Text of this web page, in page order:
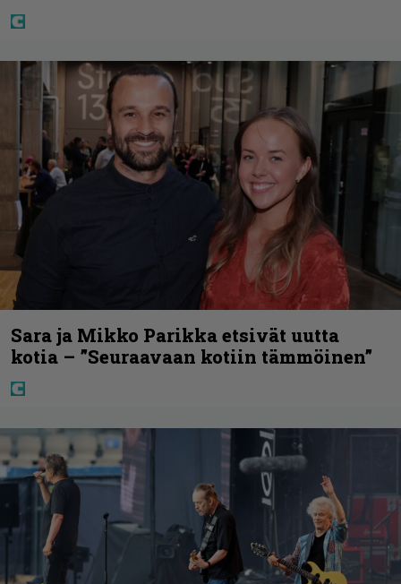
Sara ja Mikko Parikka etsivät uutta
kotia – ”Seuraavaan kotiin tämmöinen”